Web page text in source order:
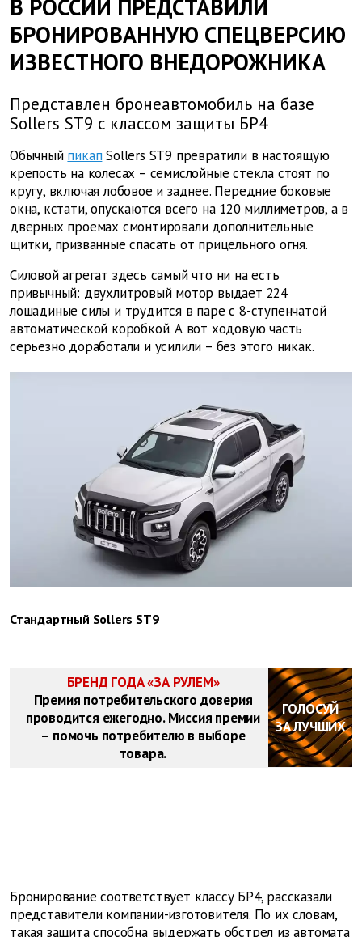
В РОССИИ ПРЕДСТАВИЛИ
БРОНИРОВАННУЮ СПЕЦВЕРСИЮ
ИЗВЕСТНОГО ВНЕДОРОЖНИКА
Представлен бронеавтомобиль на базе
Sollers ST9 с классом защиты БР4
Обычный пикап Sollers ST9 превратили в настоящую
крепость на колесах – семислойные стекла стоят по
кругу, включая лобовое и заднее. Передние боковые
окна, кстати, опускаются всего на 120 миллиметров, а в
дверных проемах смонтировали дополнительные
щитки, призванные спасать от прицельного огня.
Силовой агрегат здесь самый что ни на есть
привычный: двухлитровый мотор выдает 224
лошадиные силы и трудится в паре с 8-ступенчатой
автоматической коробкой. А вот ходовую часть
серьезно доработали и усилили – без этого никак.
Стандартный Sollers ST9
БРЕНД ГОДА «ЗА РУЛЕМ»
Премия потребительского доверия
проводится ежегодно. Миссия премии
– помочь потребителю в выборе
товара.
ГОЛОСУЙ
ЗА ЛУЧШИХ
Бронирование соответствует классу БР4, рассказали
представители компании-изготовителя. По их словам,
такая защита способна выдержать обстрел из автомата